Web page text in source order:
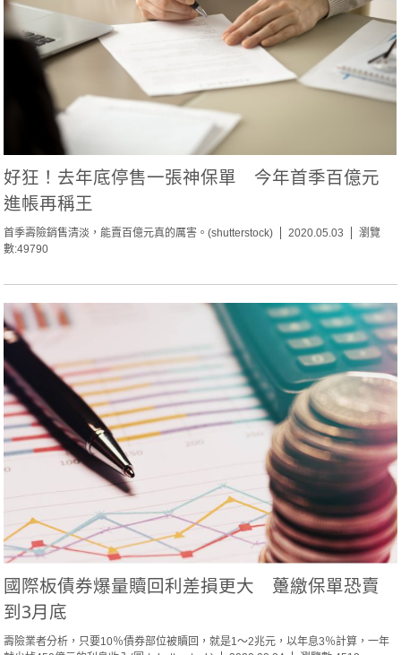
好狂！去年底停售一張神保單 今年首季百億元
進帳再稱王
首季壽險銷售清淡，能賣百億元真的厲害。(shutterstock) 2020.05.03
瀏覽
數:49790
國際板債券爆量贖回利差損更大 躉繳保單恐賣
到3月底
壽險業者分析，只要10％債券部位被贖回，就是1～2兆元，以年息3％計算，一年